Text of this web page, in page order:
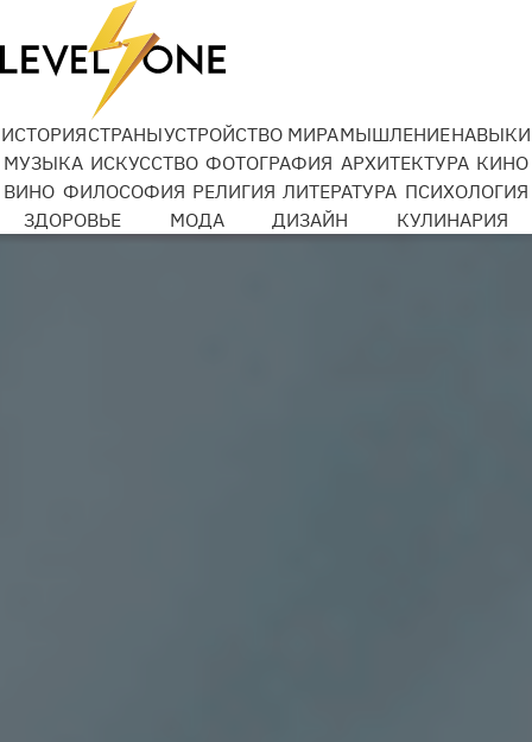
ИСТОРИЯСТРАНЫУСТРОЙСТВО МИРАМЫШЛЕНИЕНАВЫКИ
МУЗЫКА ИСКУССТВО ФОТОГРАФИЯ АРХИТЕКТУРА КИНО
ВИНО ФИЛОСОФИЯ РЕЛИГИЯ ЛИТЕРАТУРА ПСИХОЛОГИЯ
ЗДОРОВЬЕ
МОДА ДИЗАЙН КУЛИНАРИЯ
Добро Mail.ru
Подробности